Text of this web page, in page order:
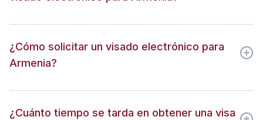
¿Cómo solicitar un visado electrónico para
Armenia?
¿Cuánto tiempo se tarda en obtener una visa